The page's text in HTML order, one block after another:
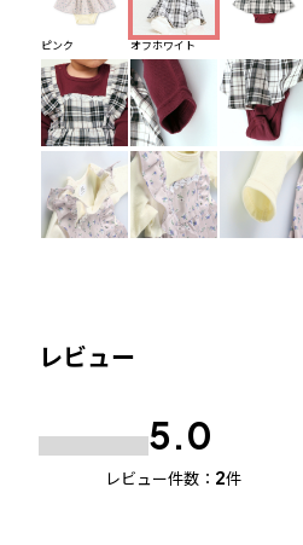
ピンク オフホワイト
レビュー
5.0
レビュー件数： 2件